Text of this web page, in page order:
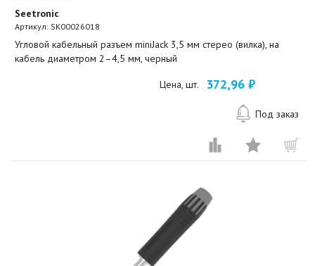
Seetronic
Артикул: SK00026018
Угловой кабельный разъем miniJack 3,5 мм стерео (вилка), на
кабель диаметром 2–4,5 мм, черный
Цена, шт. 372,96 ₽
Под заказ